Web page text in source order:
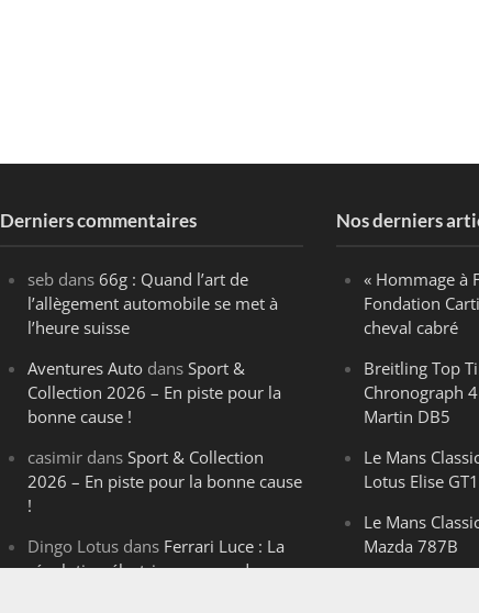
Derniers commentaires
seb dans66g : Quand l’art de
l’allègement automobile se met à
l’heure suisse
Aventures Auto dansSport &
Collection 2026 – En piste pour la
bonne cause !
casimir dansSport & Collection
2026 – En piste pour la bonne cause
!
Dingo Lotus dans Ferrari Luce : La
révolution électrique venue de
Nos derniers
« Hommage à
Fondation
cheval cabré
Breitling Top
Chronograph
Martin DB5
Le Mans
Lotus Elise GT1
Le Mans
Mazda 787B